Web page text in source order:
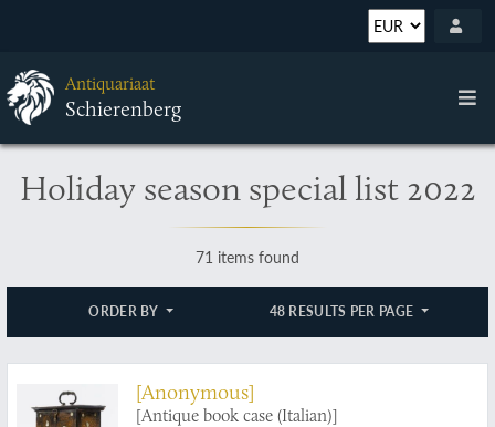
Antiquariaat
Schierenberg
Holiday season special list 2022
71 items found
ORDER BY 48 RESULTS PER PAGE
[Anonymous]
[Antique book case (Italian)]